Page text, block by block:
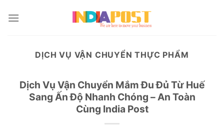
DỊCH VỤ VẬN CHUYỂN THỰC PHẨM
Dịch Vụ Vận Chuyển Mắm Đu Đủ Từ Huế
Sang Ấn Độ Nhanh Chóng – An Toàn
Cùng India Post